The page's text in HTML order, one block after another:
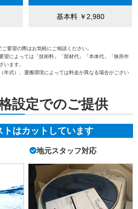
基本料 ￥2,980
要望の際はお気軽にご相談ください。
望によっては「技術料」「部材代」「本体代」「狭所作
います。
年式）、運搬環境によっては料金が異なる場合がござい
設定でのご提供
トはカットしています
地元スタッフ対応